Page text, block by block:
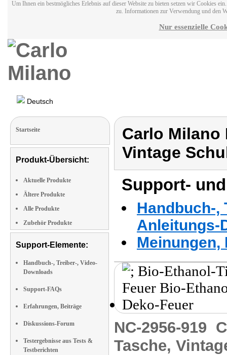
Um Ihnen ein bestmögliches Erlebnis auf dieser Website zu bieten setzen wir Cookies
zu. Informationen zur Verwendung und den
Nur essenzielle
Deutsch
Startseite
Produkt-Übersicht:
Aktuelle Produkte
Ältere Produkte
Alle Produkte
Zubehör Produkte
Support-Elemente:
Handbuch-, Treiber-, Video-
Downloads
Support-FAQs
Erfahrungen, Beiträge
Diskussions-Forum
Testergebnisse aus Tests &
Testberichten
Carlo Milano
Vintage
Support-
Handbuch-,
Anleitungs-
NC-2956-919
Tasche,